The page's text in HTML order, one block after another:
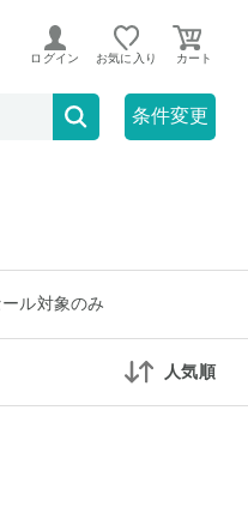
ログイン お気に入り
条件変更
ール対象のみ
人気順